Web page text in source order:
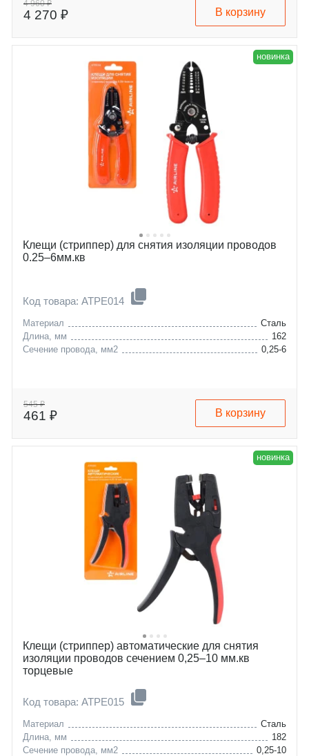
4 960 ₽
4 270 ₽ В корзину
новинка
Клещи (стриппер) для снятия изоляции проводов
0.25–6мм.кв
Код товара: ATPE014
Материал
Сталь
Длина, мм
162
Сечение провода, мм2
0,25-6
545 ₽
461 ₽ В корзину
новинка
Клещи (стриппер) автоматические для снятия
изоляции проводов сечением 0,25–10 мм.кв
торцевые
Код товара: ATPE015
Материал
Сталь
Длина, мм
182
Сечение провода, мм2
0,25-10